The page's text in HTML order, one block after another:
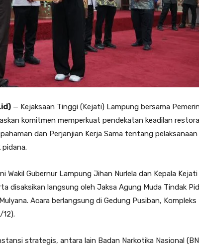
— Kejaksaan Tinggi (Kejati) Lampung bersama
komitmen memperkuat pendekatan keadilan
dan Perjanjian Kerja Sama tentang pelaksanaan
Gubernur Lampung Jihan Nurlela dan Kepala Kejati
disaksikan langsung oleh Jaksa Agung Muda Tindak
Acara berlangsung di Gedung Pusiban, Kompleks
12).
strategis, antara lain Badan Narkotika Nasional